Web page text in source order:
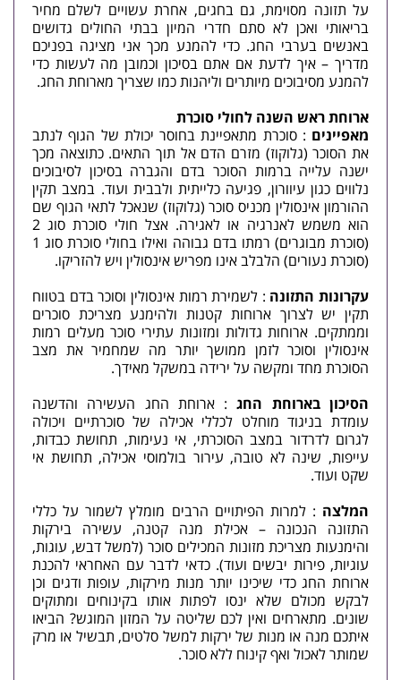
על תזונה מסוימת, גם בחגים, אחרת עשויים לשלם מחיר
בריאותי ואכן לא סתם חדרי המיון בבתי החולים גדושים
באנשים בערבי החג. כדי להמנע מכך אני מציגה בפניכם
מדריך – איך לדעת אם אתם בסיכון וכמובן מה לעשות כדי
להמנע מסיבוכים מיותרים וליהנות כמו שצריך מארוחת החג.
ארוחת ראש השנה לחולי סוכרת
מאפיינים : סוכרת מתאפיינת בחוסר יכולת של הגוף לנתב
את הסוכר (גלוקוז) מזרם הדם אל תוך התאים. כתוצאה מכך
ישנה עלייה ברמות הסוכר בדם והגברה בסיכון לסיבוכים
נלווים כגון עיוורון, פגיעה כלייתית ולבבית ועוד. במצב תקין
ההורמון אינסולין מכניס סוכר (גלוקוז) שנאכל לתאי הגוף שם
הוא משמש לאנרגיה או לאגירה. אצל חולי סוכרת סוג 2
(סוכרת מבוגרים) רמתו בדם גבוהה ואילו בחולי סוכרת סוג 1
(סוכרת נעורים) הלבלב אינו מפריש אינסולין ויש להזריקו.
עקרונות התזונה : לשמירת רמות אינסולין וסוכר בדם בטווח
תקין יש לצרוך ארוחות קטנות ולהימנע מצריכת סוכרים
וממתקים. ארוחות גדולות ומזונות עתירי סוכר מעלים רמות
אינסולין וסוכר לזמן ממושך יותר מה שמחמיר את מצב
הסוכרת מחד ומקשה על ירידה במשקל מאידך.
הסיכון בארוחת החג : ארוחת החג העשירה והדשנה
עומדת בניגוד מוחלט לכללי אכילה של סוכרתיים ויכולה
לגרום לדרדור במצב הסוכרתי, אי נעימות, תחושת כבדות,
עייפות, שינה לא טובה, עירור בולמוסי אכילה, תחושת אי
שקט ועוד.
המלצה : למרות הפיתויים הרבים מומלץ לשמור על כללי
התזונה הנכונה – אכילת מנה קטנה, עשירה בירקות
והימנעות מצריכת מזונות המכילים סוכר (למשל דבש, עוגות,
עוגיות, פירות יבשים ועוד). כדאי לדבר עם האחראי להכנת
ארוחת החג כדי שיכינו יותר מנות מירקות, עופות ודגים וכן
לבקש מכולם שלא ינסו לפתות אותו בקינוחים ומתוקים
שונים. מתארחים ואין לכם שליטה על המזון המוגש? הביאו
איתכם מנה או מנות של ירקות למשל סלטים, תבשיל או מרק
שמותר לאכול ואף קינוח ללא סוכר.